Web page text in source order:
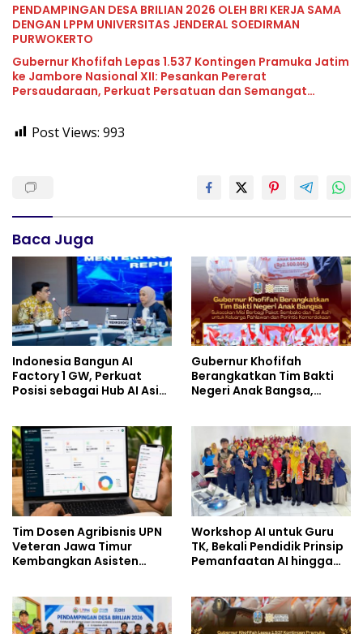
PENDAMPINGAN DESA BRILIAN 2026 OLEH BRI KERJA SAMA
DENGAN LPPM UNIVERSITAS JENDERAL SOEDIRMAN
PURWOKERTO
Gubernur Khofifah Lepas 1.537 Kontingen Pramuka Jatim
ke Jambore Nasional XII: Pesankan Pererat
Persaudaraan, Perkuat Persatuan dan Semangat
Post Views: 993
Baca Juga
Indonesia Bangun AI
Factory 1 GW, Perkuat
Posisi sebagai Hub AI Asia
Gubernur Khofifah
Berangkatkan Tim Bakti
Negeri Anak Bangsa,
dan Perintis Kemerdekaan
Tim Dosen Agribisnis UPN
Veteran Jawa Timur
Kembangkan Asisten
UMKM
Workshop AI untuk Guru
TK, Bekali Pendidik Prinsip
Pemanfaatan AI hingga